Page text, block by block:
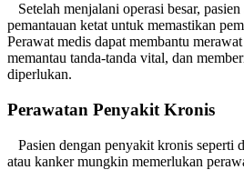
Setelah menjalani operasi besar,
pemantauan ketat untuk memastikan
Perawat medis dapat membantu
memantau tanda-tanda vital, dan
diperlukan.
Perawatan Penyakit Kronis
Pasien dengan penyakit kronis seperti
atau kanker mungkin memerlukan